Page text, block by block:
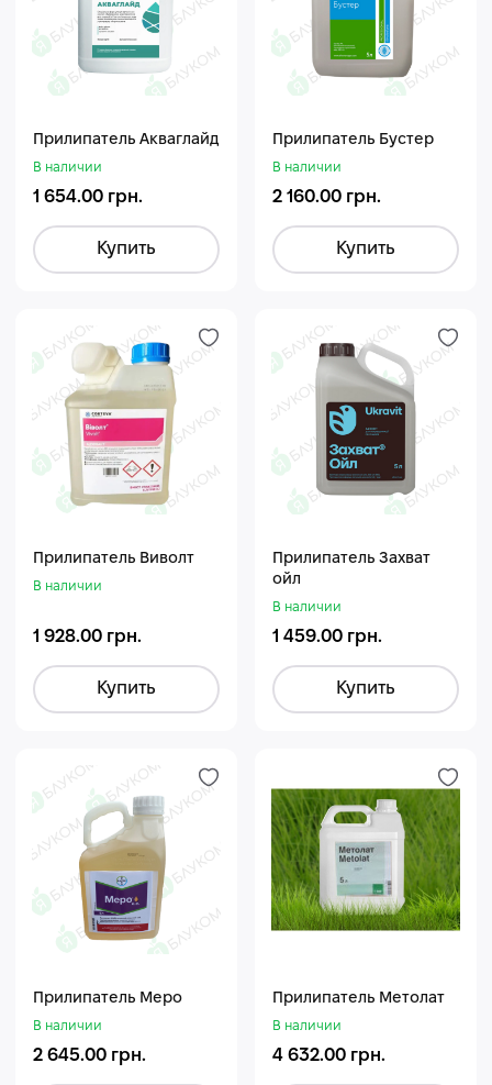
Прилипатель Акваглайд
В наличии
1 654.00 грн.
Купить
Прилипатель Бустер
В наличии
2 160.00 грн.
Купить
Прилипатель Виволт
В наличии
1 928.00 грн.
Купить
Прилипатель Захват
ойл
В наличии
1 459.00 грн.
Купить
Прилипатель Меро
В наличии
2 645.00 грн.
Прилипатель Метолат
В наличии
4 632.00 грн.